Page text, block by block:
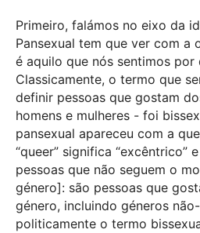
Primeiro, falámos no eixo da
Pansexual tem que ver com a
é aquilo que nós sentimos por
Classicamente, o termo que
definir pessoas que gostam
homens e mulheres - foi
pansexual apareceu com a
“queer” significa “excêntrico” e
pessoas que não seguem o
género]: são pessoas que
género, incluindo géneros
politicamente o termo